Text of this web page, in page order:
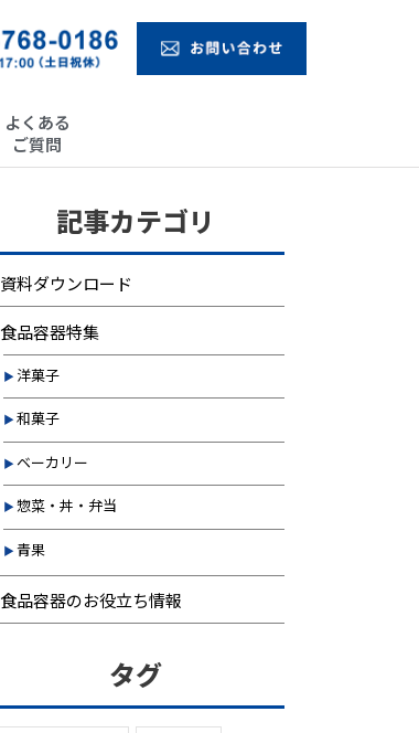
よくある
ご質問
記事カテゴリ
資料ダウンロード
食品容器特集
洋菓子
和菓子
ベーカリー
惣菜・丼・弁当
青果
食品容器のお役立ち情報
タグ